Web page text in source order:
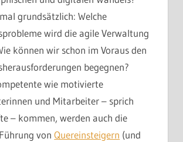
grundsätzlich: Welche
wird die agile Verwaltung
können wir schon im Voraus den
begegnen?
wie motivierte
und Mitarbeiter – sprich
– kommen, werden auch die
vonQuereinsteigern (und